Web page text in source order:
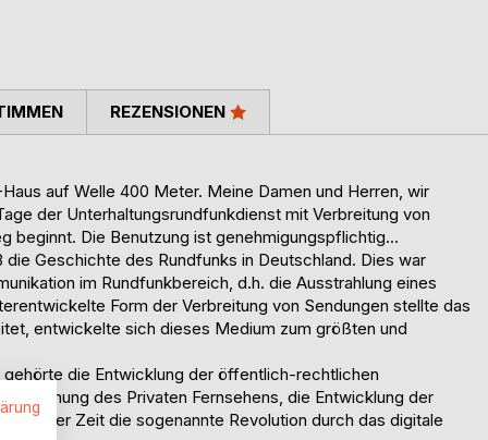
auf Welle 400 Meter. Meine Damen und Herren, wir
der Unterhaltungsrundfunkdienst mit Verbreitung von
Die Benutzung ist genehmigungspflichtig...
Geschichte des Rundfunks in Deutschland. Dies war
im Rundfunkbereich, d.h. die Ausstrahlung eines
Form der Verbreitung von Sendungen stellte das
entwickelte sich dieses Medium zum größten und
die Entwicklung der öffentlich-rechtlichen
Entstehung des Privaten Fernsehens, die Entwicklung der
Zeit die sogenannte Revolution durch das digitale
REZENSIONEN